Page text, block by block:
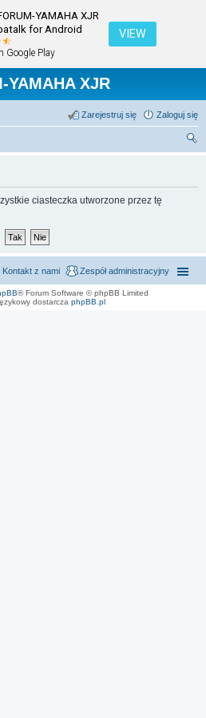
YAMAHA XJR
for Android
Google Play
VIEW
YAMAHA XJR
Zaloguj się
Zarejestruj się
ciasteczka utworzone przez tę
Zespół administracyjny
Kontakt z nami
® Forum Software © phpBB Limited
dostarcza phpBB.pl